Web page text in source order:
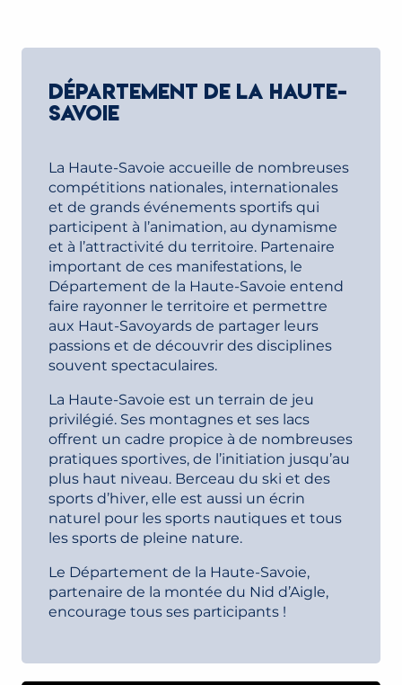
DÉPARTEMENT DE LA HAUTE-
SAVOIE
La Haute-Savoie accueille de nombreuses
compétitions nationales, internationales
et de grands événements sportifs qui
participent à l’animation, au dynamisme
et à l’attractivité du territoire. Partenaire
important de ces manifestations, le
Département de la Haute-Savoie entend
faire rayonner le territoire et permettre
aux Haut-Savoyards de partager leurs
passions et de découvrir des disciplines
souvent spectaculaires.
La Haute-Savoie est un terrain de jeu
privilégié. Ses montagnes et ses lacs
offrent un cadre propice à de nombreuses
pratiques sportives, de l’initiation jusqu’au
plus haut niveau. Berceau du ski et des
sports d’hiver, elle est aussi un écrin
naturel pour les sports nautiques et tous
les sports de pleine nature.
Le Département de la Haute-Savoie,
partenaire de la montée du Nid d’Aigle,
encourage tous ses participants !